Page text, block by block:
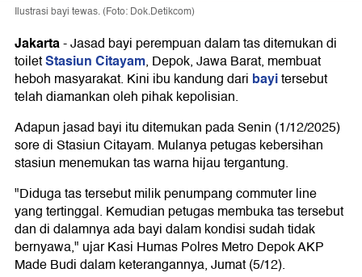
Ilustrasi bayi tewas. (Foto: Dok.Detikcom)
Jakarta-Jasad bayi perempuan dalam tas ditemukan di
toiletStasiun Citayam, Depok, Jawa Barat, membuat
heboh masyarakat. Kini ibu kandung dari bayitersebut
telah diamankan oleh pihak kepolisian.
Adapun jasad bayi itu ditemukan pada Senin (1/12/2025)
sore di Stasiun Citayam. Mulanya petugas kebersihan
stasiun menemukan tas warna hijau tergantung.
"Diduga tas tersebut milik penumpang commuter line
yang tertinggal. Kemudian petugas membuka tas tersebut
dan di dalamnya ada bayi dalam kondisi sudah tidak
bernyawa," ujar Kasi Humas Polres Metro Depok AKP
Made Budi dalam keterangannya, Jumat (5/12).